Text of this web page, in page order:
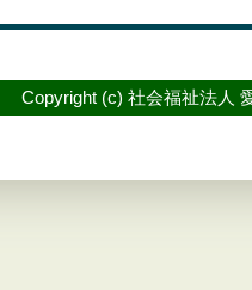
Copyright (c) 社会福祉法人